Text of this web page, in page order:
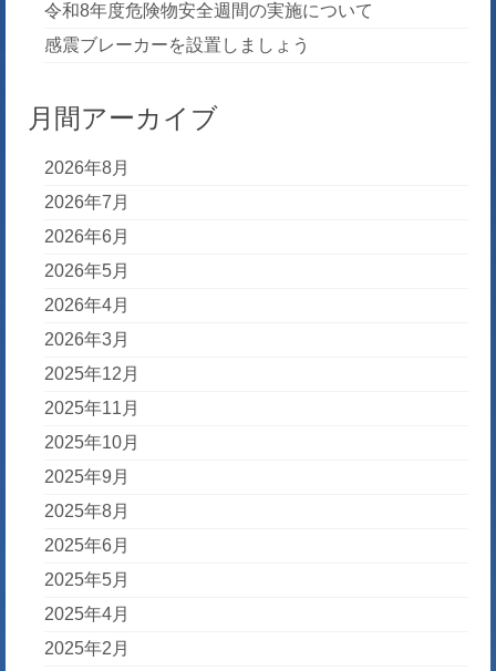
令和8年度危険物安全週間の実施について
感震ブレーカーを設置しましょう
月間アーカイブ
2026年8月
2026年7月
2026年6月
2026年5月
2026年4月
2026年3月
2025年12月
2025年11月
2025年10月
2025年9月
2025年8月
2025年6月
2025年5月
2025年4月
2025年2月